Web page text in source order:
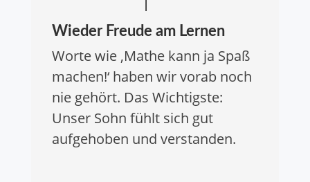
Wieder Freude am Lernen
Worte wie ‚Mathe kann ja Spaß
machen!‘ haben wir vorab noch
nie gehört. Das Wichtigste:
Unser Sohn fühlt sich gut
aufgehoben und verstanden.